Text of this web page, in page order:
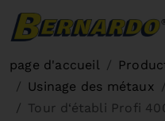
page d'accueil
Usinage des métaux
Tour d‘établi Profi